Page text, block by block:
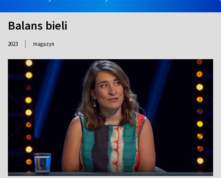
Balans bieli
2023 | magazyn